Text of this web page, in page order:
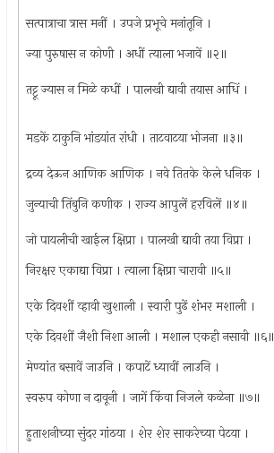
सत्पात्राचा त्रास मनीं । उपजे प्रभूचे मनांतूनि ।
ज्या पुरुषास न कोणी । अधीं त्याला भजावें ॥२॥
तट्टू ज्यास न मिळे कधीं । पालखी द्यावी तयास आधिं ।
मडकें टाकुनि भांडयांत रांधी । ताटवाटया भोजना ॥३॥
द्रव्य देऊन आणिक आणिक । नवे तितके केले धनिक ।
जुन्याची तिंबुनि कणीक । राज्य आपुलें हरविलें ॥४॥
जो पायलीची खाईल क्षिप्रा । पालखी द्यावी तया विप्रा ।
निरक्षर एकाद्या विप्रा । त्याला क्षिप्रा चारावी ॥५॥
एके दिवशीं व्हावी खुशाली । स्वारी पुढें शंभर मशाली ।
एके दिवशीं जैशी निशा आली । मशाल एकही नसावी ॥६॥
मेण्यांत बसावें जाउनि । कपाटें ध्यावीं लाउनि ।
स्वरुप कोणा न दावूनी । जागें किंवा निजले कळेना ॥७॥
हुताशनीच्या सुंदर गांठया । शेर शेर साकरेच्या पेटया ।